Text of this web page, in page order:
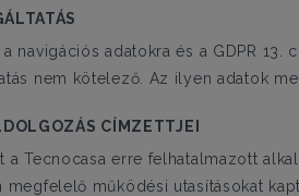
a navigációs adatokra és a GDPR
nem kötelező. Az ilyen adatok
CÍMZETTJEI
a Tecnocasa erre felhatalmazott
megfelelő működési utasításokat